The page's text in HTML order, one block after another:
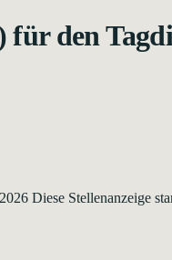
den
Diese Stellenanzeige